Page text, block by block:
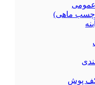
ماهی)
پوش